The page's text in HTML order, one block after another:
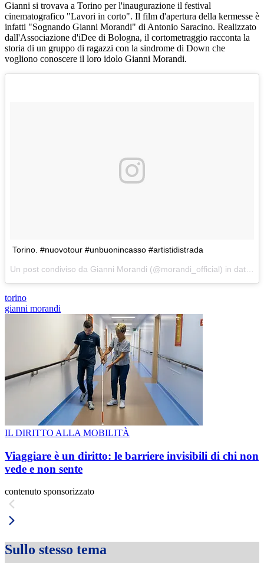
Gianni si trovava a Torino per l'inaugurazione il festival
cinematografico "Lavori in corto". Il film d'apertura della kermesse è
infatti "Sognando Gianni Morandi" di Antonio Saracino. Realizzato
dall'Associazione d'iDee di Bologna, il cortometraggio racconta la
storia di un gruppo di ragazzi con la sindrome di Down che
vogliono conoscere il loro idolo Gianni Morandi.
Torino. #nuovotour #unbuonincasso #artistidistrada
torino
gianni morandi
IL DIRITTO ALLA MOBILITÀ
Viaggiare è un diritto: le barriere invisibili di chi non
vede e non sente
contenuto sponsorizzato
Sullo stesso tema